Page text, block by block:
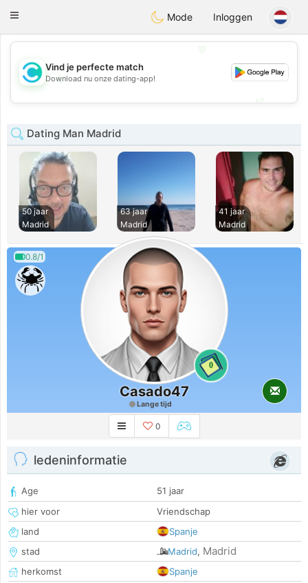
olombiaCitas
Toggle
Mode Inloggen
💖
💕
Vind je perfecte match
Download nu onze dating-app!
Dating Man Madrid
50 jaar
Madrid
63 jaar
Madrid
41 jaar
Madrid
0.8/1
0
Casado47
Lange tijd
0
ledeninformatie
Age
51 jaar
hier voor
Vriendschap
land
Spanje
stad
Madrid, Madrid
herkomst
Spanje